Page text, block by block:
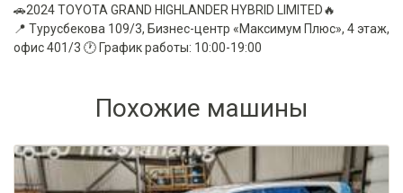
🚗2024 TOYOTA GRAND HIGHLANDER HYBRID LIMITED🔥
📍 Турусбекова 109/3, Бизнес-центр «Максимум Плюс», 4 этаж,
офис 401/3 🕐 График работы: 10:00-19:00
Похожие машины